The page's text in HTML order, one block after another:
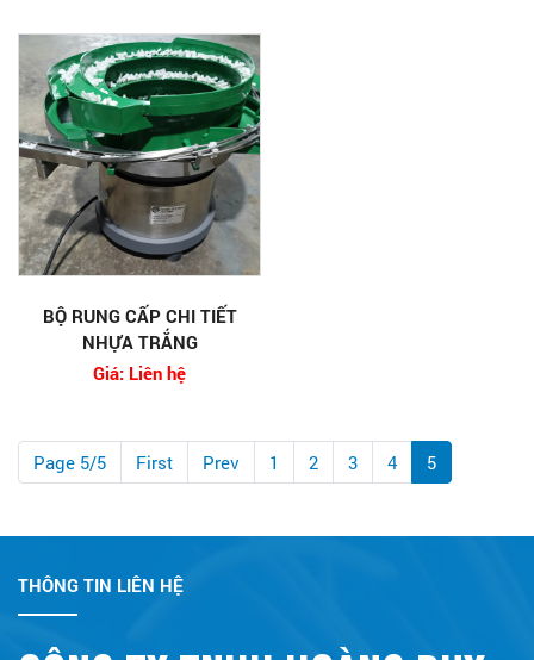
BỘ RUNG CẤP CHI TIẾT
NHỰA TRẮNG
Giá: Liên hệ
Page 5/5 First Prev 1 2 3 4 5
THÔNG TIN LIÊN HỆ